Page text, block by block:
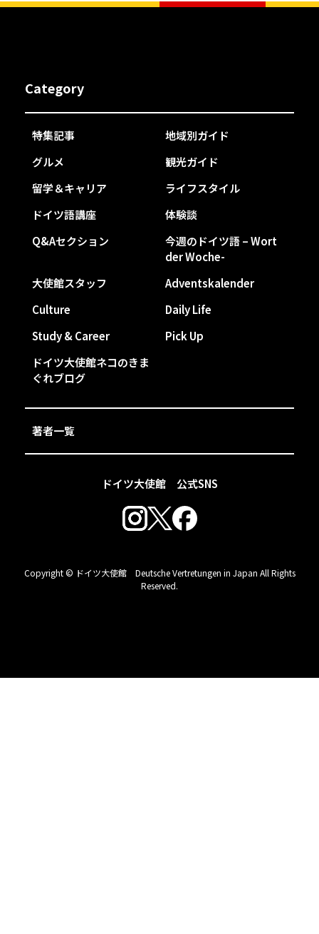
ドイツ大使館 公式SNS
Category
特集記事
地域別ガイド
グルメ
観光ガイド
留学＆キャリア
ライフスタイル
ドイツ語講座
体験談
Q&Aセクション
今週のドイツ語 – Wort
der Woche-
大使館スタッフ
Adventskalender
Culture
Daily Life
Study & Career
Pick Up
ドイツ大使館ネコのきま
ぐれブログ
著者一覧
Copyright © ドイツ大使館 Deutsche Vertretungen in Japan All Rights
Reserved.